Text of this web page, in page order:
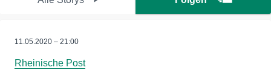
11.05.2020 – 21:00
Rheinische Post